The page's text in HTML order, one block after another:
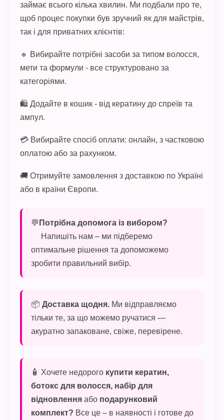
займає всього кілька хвилин. Ми подбали про те,
щоб процес покупки був зручний як для майстрів,
так і для приватних клієнтів:
🔹 Вибирайте потрібні засоби за типом волосся,
мети та формули - все структуровано за
категоріями.
🛍 Додайте в кошик - від кератину до спреїв та
ампул.
💳 Вибирайте спосіб оплати: онлайн, з частковою
оплатою або за рахунком.
🚚 Отримуйте замовлення з доставкою по Україні
або в країни Європи.
💬 Потрібна допомога із вибором?
Напишіть нам – ми підберемо
оптимальне рішення та допоможемо
зробити правильний вибір.
📦 Доставка щодня. Ми відправляємо
тільки те, за що можемо ручатися —
акуратно запаковане, свіже, перевірене.
🧴 Хочете недорого купити кератин,
ботокс для волосся, набір для
відновлення або подарунковий
комплект? Все це – в наявності і готове до